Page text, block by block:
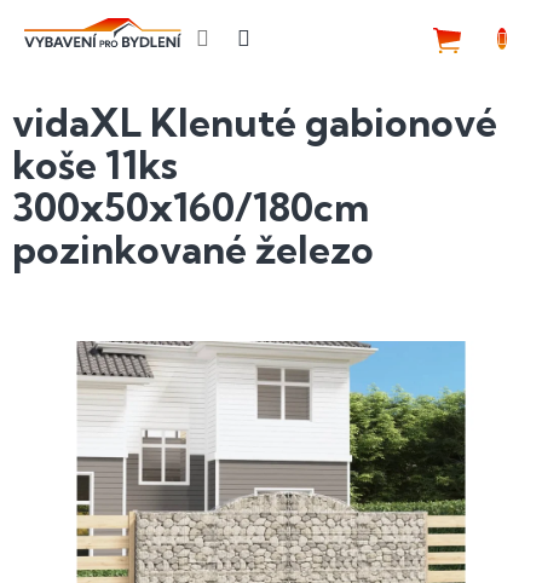
vidaXL Klenuté gabionové
koše 11ks
300x50x160/180cm
pozinkované železo